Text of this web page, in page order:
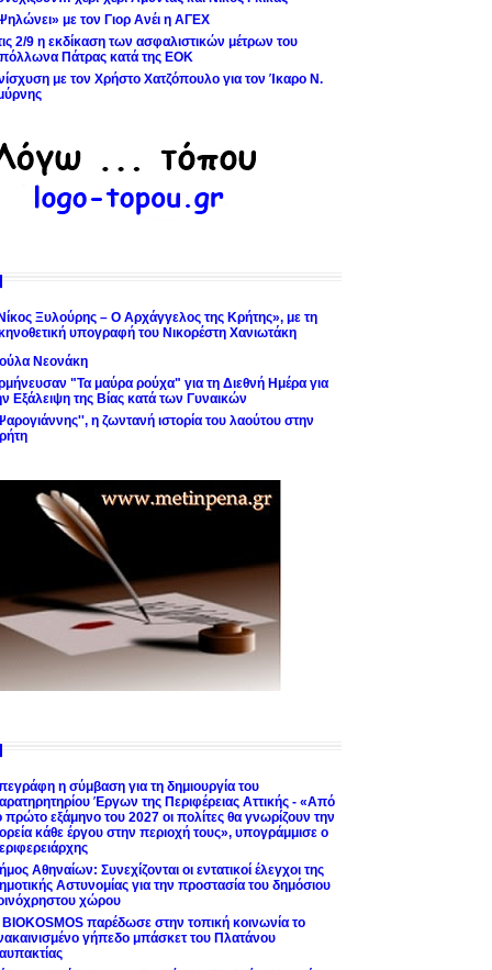
με τον Γιορ Ανέι η ΑΓΕΧ
2/9 η εκδίκαση των ασφαλιστικών μέτρων του
Πάτρας κατά της ΕΟΚ
με τον Χρήστο Χατζόπουλο για τον Ίκαρο Ν.
Ξυλούρης – Ο Αρχάγγελος της Κρήτης», με τη
υπογραφή του Νικορέστη Χανιωτάκη
Νεονάκη
"Τα μαύρα ρούχα" για τη Διεθνή Ημέρα για
Εξάλειψη της Βίας κατά των Γυναικών
η ζωντανή ιστορία του λαούτου στην
η σύμβαση για τη δημιουργία του
Έργων της Περιφέρειας Αττικής - «Από
πρώτο εξάμηνο του 2027 οι πολίτες θα γνωρίζουν την
κάθε έργου στην περιοχή τους», υπογράμμισε ο
Αθηναίων: Συνεχίζονται οι εντατικοί έλεγχοι της
Αστυνομίας για την προστασία του δημόσιου
χώρου
παρέδωσε στην τοπική κοινωνία το
γήπεδο μπάσκετ του Πλατάνου